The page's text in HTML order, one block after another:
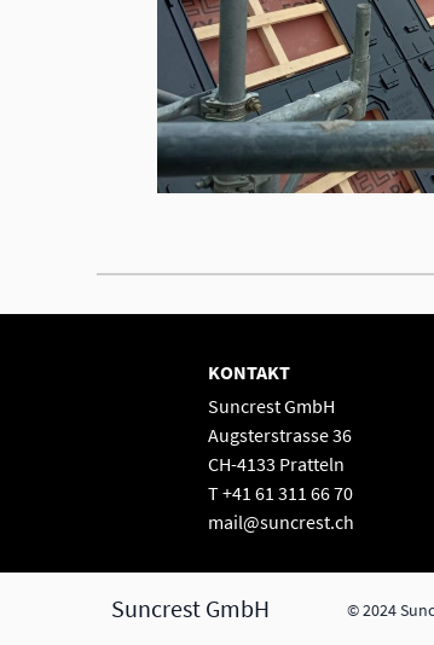
KONTAKT
Suncrest GmbH
Augsterstrasse 36
CH-4133 Pratteln
T +41 61 311 66 70
mail@suncrest.ch
Suncrest GmbH © 2024